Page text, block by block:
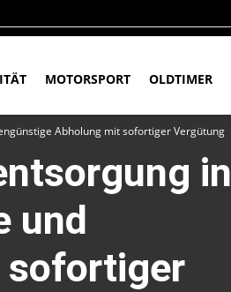
MOTORSPORT OLDTIMER
Abholung mit sofortiger Vergütung
in
und
sofortiger